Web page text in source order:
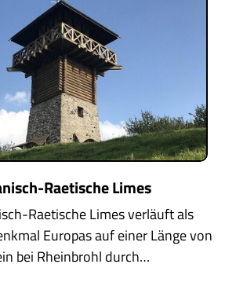
Raetische Limes
Raetische Limes verläuft als
Europas auf einer Länge von
bei Rheinbrohl durch…